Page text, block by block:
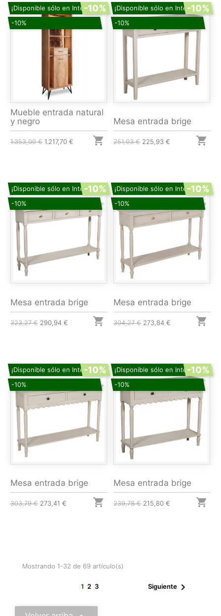
¡Disponible sólo en Internet!
-10%
-10%
Mueble entrada natural
y negro
1.353,00 € 1.217,70 € 
¡Disponible sólo en Internet!
-10%
-10%
Mesa entrada brige
251,03 € 225,93 € 
¡Disponible sólo en Internet!
-10%
-10%
Mesa entrada brige
323,27 € 290,94 € 
¡Disponible sólo en Internet!
-10%
-10%
Mesa entrada brige
304,27 € 273,84 € 
¡Disponible sólo en Internet!
-10%
-10%
Mesa entrada brige
303,79 € 273,41 € 
¡Disponible sólo en Internet!
-10%
-10%
Mesa entrada brige
239,78 € 215,80 € 
Mostrando 1-32 de 69 artículo(s)
1 2 3 Siguiente 